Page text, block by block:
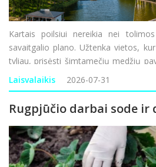
Kartais poilsiui nereikia nei
savaitgalio plano. Užtenka vietos,
tyliau, prisėsti šimtamečių medžių
ir bent trumpam pamiršti nuolatinį
krypčių – Ilzenbergo dvar
Laisvalaikis 2026-07-31
Rugpjūčio darbai sode ir